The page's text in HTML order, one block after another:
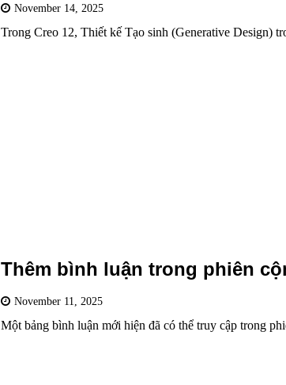
November 14, 2025
Trong Creo 12, Thiết kế Tạo sinh (Generative Design)
Thêm bình luận trong phiên
November 11, 2025
Một bảng bình luận mới hiện đã có thể truy cập trong